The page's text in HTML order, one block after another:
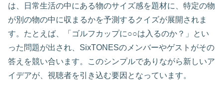
は、日常生活の中にある物のサイズ感を題材に、特定の物
が別の物の中に収まるかを予測するクイズが展開されま
す。たとえば、「ゴルフカップに○○は入るのか？」とい
った問題が出され、SixTONESのメンバーやゲストがその
答えを競い合います。このシンプルでありながら新しいア
イデアが、視聴者を引き込む要因となっています。